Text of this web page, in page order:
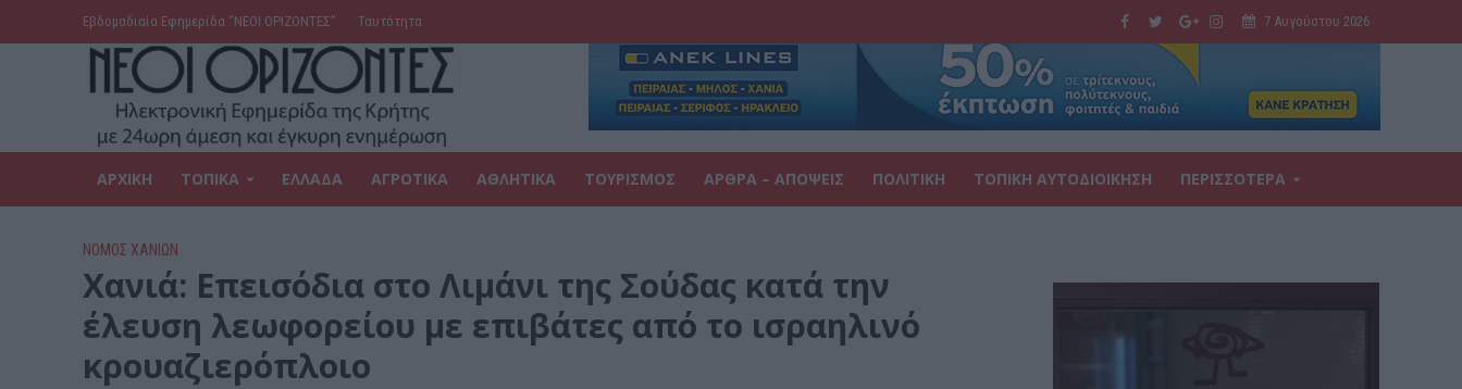
Εβδομαδιαία Εφημερίδα ‘’ΝΕΟΙ ΟΡΙΖΟΝΤΕΣ’’ Ταυτότητα 7 Αυγούστου 2026
ΑΡΧΙΚΗ ΤΟΠΙΚΑ ΕΛΛΑΔΑ ΑΓΡΟΤΙΚΑ ΑΘΛΗΤΙΚΑ ΤΟΥΡΙΣΜΟΣ ΑΡΘΡΑ – ΑΠΟΨΕΙΣ ΠΟΛΙΤΙΚΗ ΤΟΠΙΚΗ ΑΥΤΟΔΙΟΙΚΗΣΗ ΠΕΡΙΣΣΟΤΕΡΑ
ΝΟΜΌΣ ΧΑΝΊΩΝ
Χανιά: Επεισόδια στο Λιμάνι της Σούδας κατά την
έλευση λεωφορείου με επιβάτες από το ισραηλινό
κρουαζιερόπλοιο